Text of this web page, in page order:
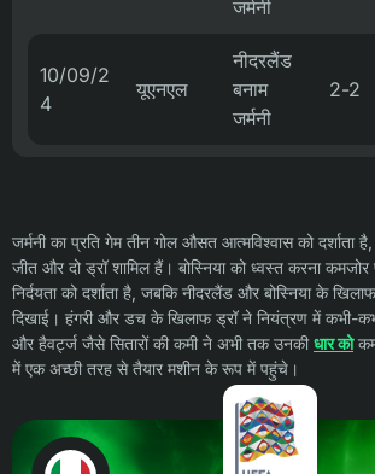
जर्मनी
10/09/2
4
यूएनएल
नीदरलैंड
बनाम
जर्मनी
2-2
जर्मनी का प्रति गेम तीन गोल औसत आत्मविश्वास को दर्शाता
जीत और दो ड्रॉ शामिल हैं। बोस्निया को ध्वस्त करना
निर्दयता को दर्शाता है, जबकि नीदरलैंड और बोस्निया के
दिखाई। हंगरी और डच के खिलाफ ड्रॉ ने नियंत्रण में कभी-
और हैवर्ट्ज जैसे सितारों की कमी ने अभी तक उनकीधार कोकम
में एक अच्छी तरह से तैयार मशीन के रूप में पहुंचे।